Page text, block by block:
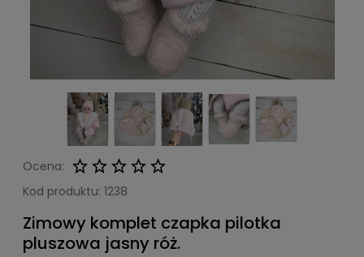
Ocena:
Kod produktu: 1238
Zimowy komplet czapka pilotka
pluszowa jasny róż.